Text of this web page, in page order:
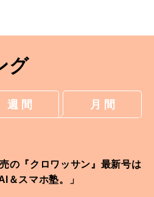
グ
週 間 月 間
の『クロワッサン』最新号は
＆スマホ塾。」